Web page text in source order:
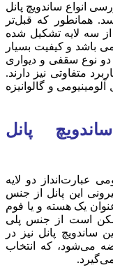
انواع ساندویچ پانل
همانطور که قبل‌تر
از سه لایه تشکیل شده
باشد و کیفیت بسیار
دو نوع سقفی و دیواری
متفاوتی نیز دارند.
و گالوانیزه
پانل
عبارت‌انداز دو لایه
این پانل از جنس
یک هسته و یا فوم
است از جنس پلی
ساندویچ پانل نیز در
می‌شود، که انتخاب
می‌گیرد.